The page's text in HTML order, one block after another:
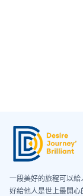
一段美好的旅程可以
好給他人是世上最開